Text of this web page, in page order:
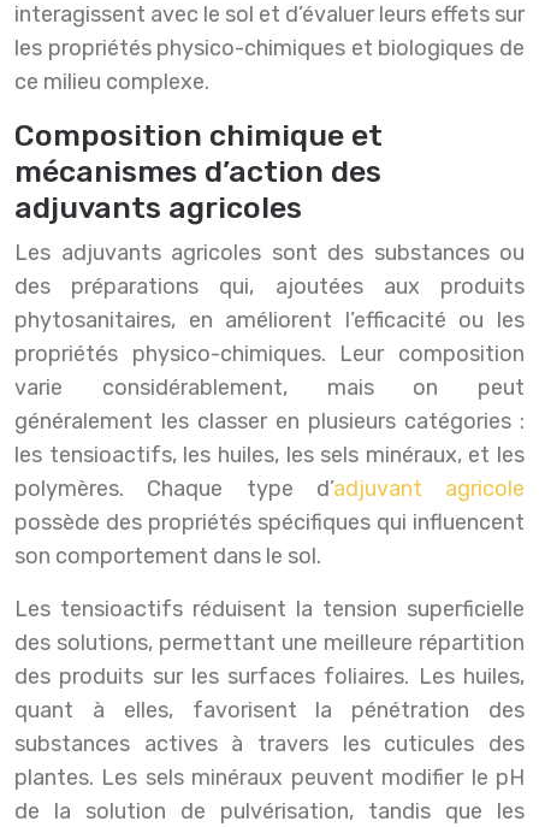
interagissent avec le sol et d’évaluer leurs effets sur
les propriétés physico-chimiques et biologiques de
ce milieu complexe.
Composition chimique et
mécanismes d’action des
adjuvants agricoles
Les adjuvants agricoles sont des substances ou
des préparations qui, ajoutées aux produits
phytosanitaires, en améliorent l’efficacité ou les
propriétés physico-chimiques. Leur composition
varie considérablement, mais on peut
généralement les classer en plusieurs catégories :
les tensioactifs, les huiles, les sels minéraux, et les
polymères. Chaque type d’adjuvant agricole
possède des propriétés spécifiques qui influencent
son comportement dans le sol.
Les tensioactifs réduisent la tension superficielle
des solutions, permettant une meilleure répartition
des produits sur les surfaces foliaires. Les huiles,
quant à elles, favorisent la pénétration des
substances actives à travers les cuticules des
plantes. Les sels minéraux peuvent modifier le pH
de la solution de pulvérisation, tandis que les